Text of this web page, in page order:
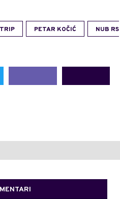
PETAR KOČIĆ NUB RS